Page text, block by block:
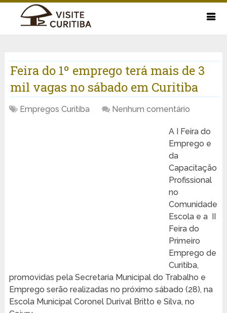
Feira do 1º emprego terá mais de 3
mil vagas no sábado em Curitiba
Empregos Curitiba Nenhum comentário
A I Feira do
Emprego e
da
Capacitação
Profissional
no
Comunidade
Escola e a II
Feira do
Primeiro
Emprego de
Curitiba,
promovidas pela Secretaria Municipal do Trabalho e
Emprego serão realizadas no próximo sábado (28), na
Escola Municipal Coronel Durival Britto e Silva, no